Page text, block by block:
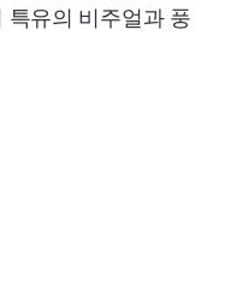
특유의 비주얼과 풍